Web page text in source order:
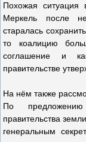
Похожая ситуация
Меркель после
старалась
то коалицию
соглашение и
правительстве
На нём также
По
правительства
генеральным